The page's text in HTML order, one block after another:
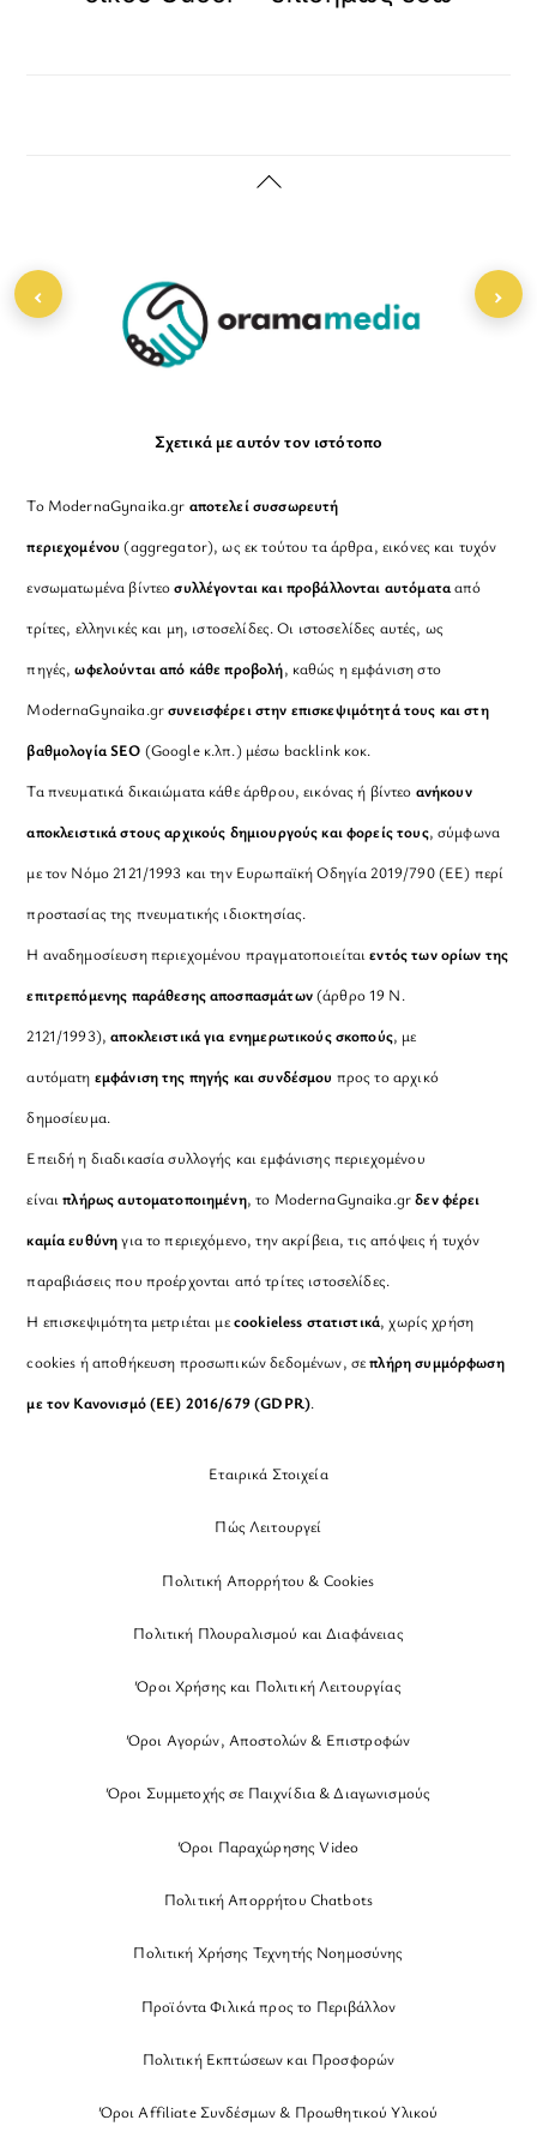
Back
Σχετικά με αυτόν τον ιστότοπο
Το ModernaGynaika.gr αποτελεί συσσωρευτή
περιεχομένου (aggregator), ως εκ τούτου τα άρθρα, εικόνες και τυχόν
ενσωματωμένα βίντεοσυλλέγονται και προβάλλονται αυτόματααπό
τρίτες, ελληνικές και μη, ιστοσελίδες. Οι ιστοσελίδες αυτές, ως
πηγές,ωφελούνται από κάθε προβολή, καθώς η εμφάνιση στο
ModernaGynaika.grσυνεισφέρει στην επισκεψιμότητά τους και στη
βαθμολογία SEO (Google κ.λπ.) μέσω backlink κοκ.
Τα πνευματικά δικαιώματα κάθε άρθρου, εικόνας ή βίντεο ανήκουν
αποκλειστικά στους αρχικούς δημιουργούς και φορείς τους, σύμφωνα
με τον Νόμο 2121/1993 και την Ευρωπαϊκή Οδηγία 2019/790 (ΕΕ) περί
προστασίας της πνευματικής ιδιοκτησίας.
Η αναδημοσίευση περιεχομένου πραγματοποιείταιεντός των ορίων της
επιτρεπόμενης παράθεσης αποσπασμάτων(άρθρο 19 Ν.
2121/1993), αποκλειστικά για ενημερωτικούς σκοπούς, με
αυτόματη εμφάνιση της πηγής και συνδέσμου προς το αρχικό
δημοσίευμα.
Επειδή η διαδικασία συλλογής και εμφάνισης περιεχομένου
είναιπλήρως αυτοματοποιημένη, το ModernaGynaika.grδεν φέρει
καμία ευθύνηγια το περιεχόμενο, την ακρίβεια, τις απόψεις ή τυχόν
παραβιάσεις που προέρχονται από τρίτες ιστοσελίδες.
Η επισκεψιμότητα μετριέται μεcookieless στατιστικά, χωρίς χρήση
cookies ή αποθήκευση προσωπικών δεδομένων, σεπλήρη συμμόρφωση
με τον Κανονισμό (ΕΕ) 2016/679 (GDPR).
Εταιρικά Στοιχεία
Πώς Λειτουργεί
Πολιτική Απορρήτου & Cookies
Πολιτική Πλουραλισμού και Διαφάνειας
Όροι Χρήσης και Πολιτική Λειτουργίας
Όροι Αγορών, Αποστολών & Επιστροφών
Όροι Συμμετοχής σε Παιχνίδια & Διαγωνισμούς
Όροι Παραχώρησης Video
Πολιτική Απορρήτου Chatbots
Πολιτική Χρήσης Τεχνητής Νοημοσύνης
Προϊόντα Φιλικά προς το Περιβάλλον
Πολιτική Εκπτώσεων και Προσφορών
Όροι Affiliate Συνδέσμων & Προωθητικού Υλικού
‹ ›